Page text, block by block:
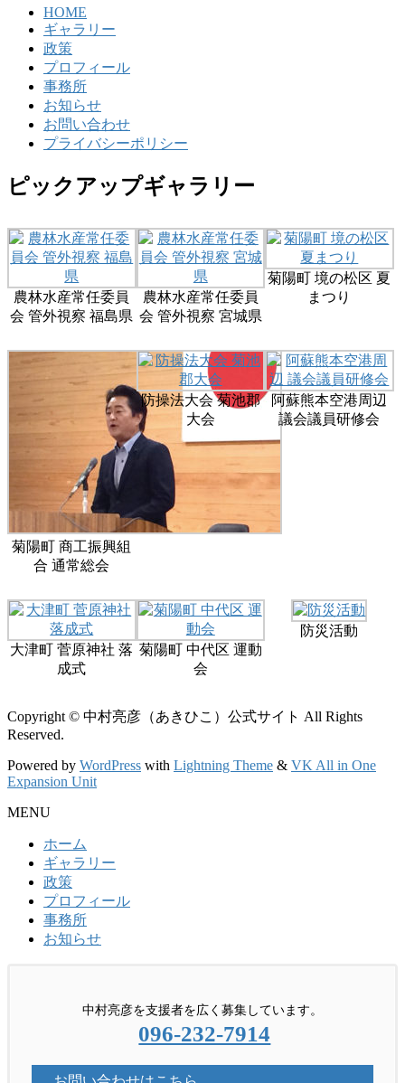
HOME
ギャラリー
政策
プロフィール
事務所
お知らせ
お問い合わせ
プライバシーポリシー
ピックアップギャラリー
農林水産常任委員
会 管外視察 福島県
農林水産常任委員
会 管外視察 宮城県
菊陽町 境の松区 夏
まつり
菊陽町 商工振興組
合 通常総会
防操法大会 菊池郡
大会
阿蘇熊本空港周辺
議会議員研修会
大津町 菅原神社 落
成式
菊陽町 中代区 運動
会
防災活動
Copyright © 中村亮彦（あきひこ）公式サイト All Rights
Reserved.
Powered by WordPress with Lightning Theme & VK All in One
Expansion Unit
MENU
ホーム
ギャラリー
政策
プロフィール
事務所
お知らせ
中村亮彦を支援者を広く募集しています。
096-232-7914